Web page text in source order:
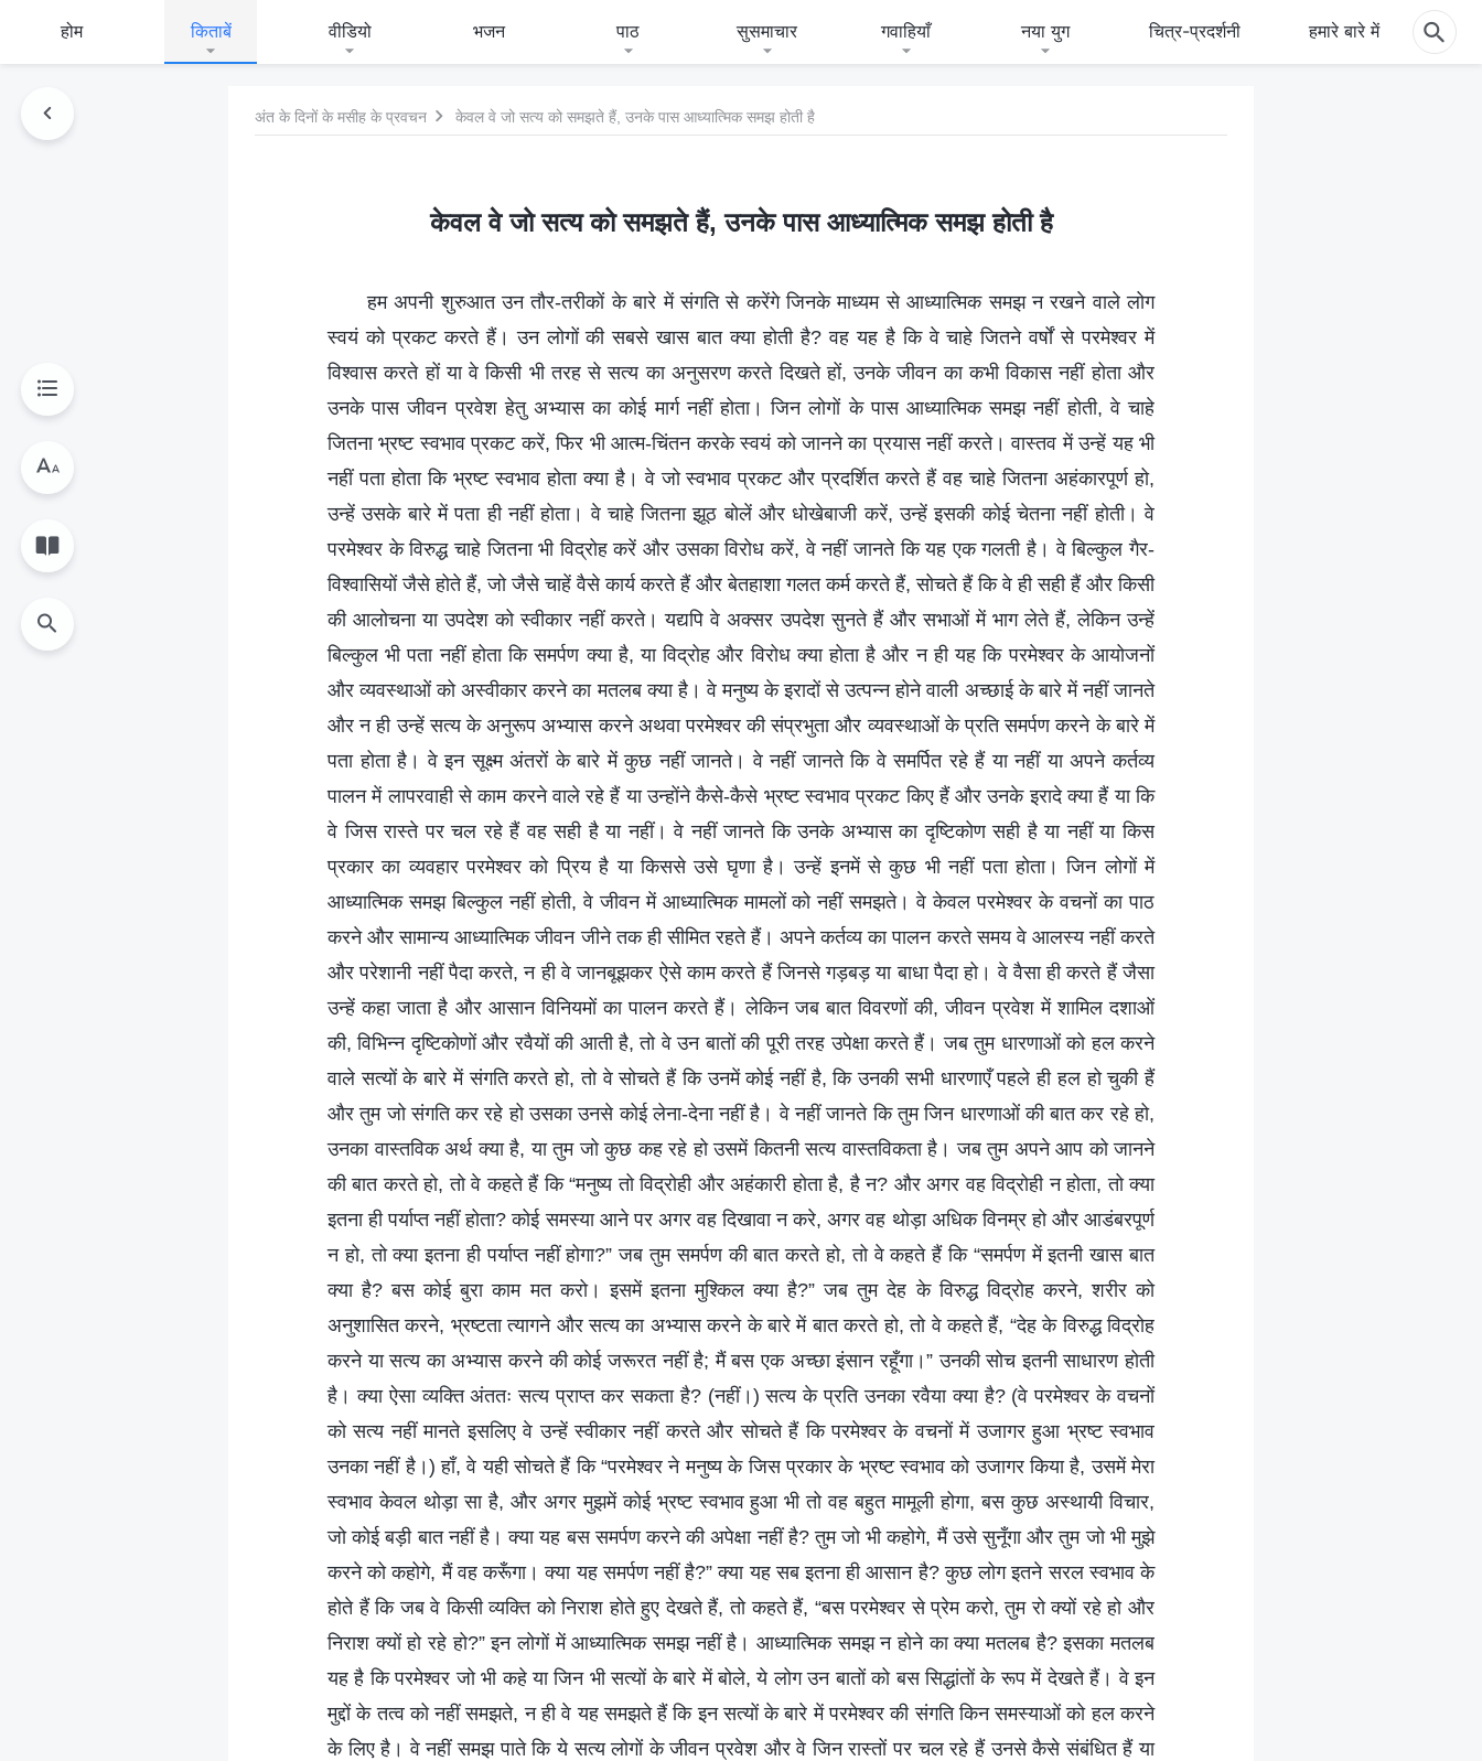
होम किताबें वीडियो भजन पाठ सुसमाचार गवाहियाँ नया युग चित्र-प्रदर्शनी हमारे बारे में
अंत के दिनों के मसीह के प्रवचन केवल वे जो सत्य को समझते हैं, उनके पास आध्यात्मिक समझ होती है
केवल वे जो सत्य को समझते हैं, उनके पास आध्यात्मिक समझ होती है
हम अपनी शुरुआत उन तौर-तरीकों के बारे में संगति से करेंगे जिनके माध्यम से आध्यात्मिक समझ न रखने वाले लोग
स्वयं को प्रकट करते हैं। उन लोगों की सबसे खास बात क्या होती है? वह यह है कि वे चाहे जितने वर्षों से परमेश्वर में
विश्वास करते हों या वे किसी भी तरह से सत्य का अनुसरण करते दिखते हों, उनके जीवन का कभी विकास नहीं होता और
उनके पास जीवन प्रवेश हेतु अभ्यास का कोई मार्ग नहीं होता। जिन लोगों के पास आध्यात्मिक समझ नहीं होती, वे चाहे
जितना भ्रष्ट स्वभाव प्रकट करें, फिर भी आत्म-चिंतन करके स्वयं को जानने का प्रयास नहीं करते। वास्तव में उन्हें यह भी
नहीं पता होता कि भ्रष्ट स्वभाव होता क्या है। वे जो स्वभाव प्रकट और प्रदर्शित करते हैं वह चाहे जितना अहंकारपूर्ण हो,
उन्हें उसके बारे में पता ही नहीं होता। वे चाहे जितना झूठ बोलें और धोखेबाजी करें, उन्हें इसकी कोई चेतना नहीं होती। वे
परमेश्वर के विरुद्ध चाहे जितना भी विद्रोह करें और उसका विरोध करें, वे नहीं जानते कि यह एक गलती है। वे बिल्कुल गैर-
विश्वासियों जैसे होते हैं, जो जैसे चाहें वैसे कार्य करते हैं और बेतहाशा गलत कर्म करते हैं, सोचते हैं कि वे ही सही हैं और किसी
की आलोचना या उपदेश को स्वीकार नहीं करते। यद्यपि वे अक्सर उपदेश सुनते हैं और सभाओं में भाग लेते हैं, लेकिन उन्हें
बिल्कुल भी पता नहीं होता कि समर्पण क्या है, या विद्रोह और विरोध क्या होता है और न ही यह कि परमेश्वर के आयोजनों
और व्यवस्थाओं को अस्वीकार करने का मतलब क्या है। वे मनुष्य के इरादों से उत्पन्न होने वाली अच्छाई के बारे में नहीं जानते
और न ही उन्हें सत्य के अनुरूप अभ्यास करने अथवा परमेश्वर की संप्रभुता और व्यवस्थाओं के प्रति समर्पण करने के बारे में
पता होता है। वे इन सूक्ष्म अंतरों के बारे में कुछ नहीं जानते। वे नहीं जानते कि वे समर्पित रहे हैं या नहीं या अपने कर्तव्य
पालन में लापरवाही से काम करने वाले रहे हैं या उन्होंने कैसे-कैसे भ्रष्ट स्वभाव प्रकट किए हैं और उनके इरादे क्या हैं या कि
वे जिस रास्ते पर चल रहे हैं वह सही है या नहीं। वे नहीं जानते कि उनके अभ्यास का दृष्टिकोण सही है या नहीं या किस
प्रकार का व्यवहार परमेश्वर को प्रिय है या किससे उसे घृणा है। उन्हें इनमें से कुछ भी नहीं पता होता। जिन लोगों में
आध्यात्मिक समझ बिल्कुल नहीं होती, वे जीवन में आध्यात्मिक मामलों को नहीं समझते। वे केवल परमेश्वर के वचनों का पाठ
करने और सामान्य आध्यात्मिक जीवन जीने तक ही सीमित रहते हैं। अपने कर्तव्य का पालन करते समय वे आलस्य नहीं करते
और परेशानी नहीं पैदा करते, न ही वे जानबूझकर ऐसे काम करते हैं जिनसे गड़बड़ या बाधा पैदा हो। वे वैसा ही करते हैं जैसा
उन्हें कहा जाता है और आसान विनियमों का पालन करते हैं। लेकिन जब बात विवरणों की, जीवन प्रवेश में शामिल दशाओं
की, विभिन्न दृष्टिकोणों और रवैयों की आती है, तो वे उन बातों की पूरी तरह उपेक्षा करते हैं। जब तुम धारणाओं को हल करने
वाले सत्यों के बारे में संगति करते हो, तो वे सोचते हैं कि उनमें कोई नहीं है, कि उनकी सभी धारणाएँ पहले ही हल हो चुकी हैं
और तुम जो संगति कर रहे हो उसका उनसे कोई लेना-देना नहीं है। वे नहीं जानते कि तुम जिन धारणाओं की बात कर रहे हो,
उनका वास्तविक अर्थ क्या है, या तुम जो कुछ कह रहे हो उसमें कितनी सत्य वास्तविकता है। जब तुम अपने आप को जानने
की बात करते हो, तो वे कहते हैं कि “मनुष्य तो विद्रोही और अहंकारी होता है, है न? और अगर वह विद्रोही न होता, तो क्या
इतना ही पर्याप्त नहीं होता? कोई समस्या आने पर अगर वह दिखावा न करे, अगर वह थोड़ा अधिक विनम्र हो और आडंबरपूर्ण
न हो, तो क्या इतना ही पर्याप्त नहीं होगा?” जब तुम समर्पण की बात करते हो, तो वे कहते हैं कि “समर्पण में इतनी खास बात
क्या है? बस कोई बुरा काम मत करो। इसमें इतना मुश्किल क्या है?” जब तुम देह के विरुद्ध विद्रोह करने, शरीर को
अनुशासित करने, भ्रष्टता त्यागने और सत्य का अभ्यास करने के बारे में बात करते हो, तो वे कहते हैं, “देह के विरुद्ध विद्रोह
करने या सत्य का अभ्यास करने की कोई जरूरत नहीं है; मैं बस एक अच्छा इंसान रहूँगा।” उनकी सोच इतनी साधारण होती
है। क्या ऐसा व्यक्ति अंततः सत्य प्राप्त कर सकता है? (नहीं।) सत्य के प्रति उनका रवैया क्या है? (वे परमेश्वर के वचनों
को सत्य नहीं मानते इसलिए वे उन्हें स्वीकार नहीं करते और सोचते हैं कि परमेश्वर के वचनों में उजागर हुआ भ्रष्ट स्वभाव
उनका नहीं है।) हाँ, वे यही सोचते हैं कि “परमेश्वर ने मनुष्य के जिस प्रकार के भ्रष्ट स्वभाव को उजागर किया है, उसमें मेरा
स्वभाव केवल थोड़ा सा है, और अगर मुझमें कोई भ्रष्ट स्वभाव हुआ भी तो वह बहुत मामूली होगा, बस कुछ अस्थायी विचार,
जो कोई बड़ी बात नहीं है। क्या यह बस समर्पण करने की अपेक्षा नहीं है? तुम जो भी कहोगे, मैं उसे सुनूँगा और तुम जो भी मुझे
करने को कहोगे, मैं वह करूँगा। क्या यह समर्पण नहीं है?” क्या यह सब इतना ही आसान है? कुछ लोग इतने सरल स्वभाव के
होते हैं कि जब वे किसी व्यक्ति को निराश होते हुए देखते हैं, तो कहते हैं, “बस परमेश्वर से प्रेम करो, तुम रो क्यों रहे हो और
निराश क्यों हो रहे हो?” इन लोगों में आध्यात्मिक समझ नहीं है। आध्यात्मिक समझ न होने का क्या मतलब है? इसका मतलब
यह है कि परमेश्वर जो भी कहे या जिन भी सत्यों के बारे में बोले, ये लोग उन बातों को बस सिद्धांतों के रूप में देखते हैं। वे इन
मुद्दों के तत्व को नहीं समझते, न ही वे यह समझते हैं कि इन सत्यों के बारे में परमेश्वर की संगति किन समस्याओं को हल करने
के लिए है। वे नहीं समझ पाते कि ये सत्य लोगों के जीवन प्रवेश और वे जिन रास्तों पर चल रहे हैं उनसे कैसे संबंधित हैं या